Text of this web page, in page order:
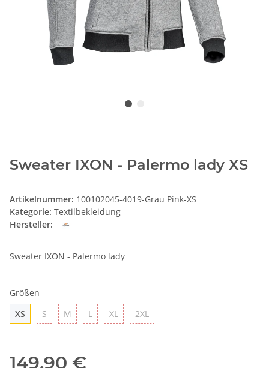
Sweater IXON - Palermo lady XS
Artikelnummer: 100102045-4019-Grau Pink-XS
Kategorie: Textilbekleidung
Hersteller:
Sweater IXON - Palermo lady
Größen
XS
S M M L XL XL 2XL 2XL
149,90 €